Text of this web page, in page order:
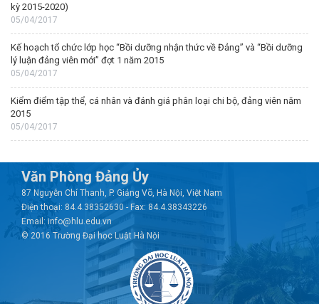
kỳ 2015-2020)
05/04/2017
Kế hoạch tổ chức lớp học “Bồi dưỡng nhận thức về Đảng” và “Bồi dưỡng
lý luận đảng viên mới” đợt 1 năm 2015
05/04/2017
Kiểm điểm tập thể, cá nhân và đánh giá phân loại chi bộ, đảng viên năm
2015
05/04/2017
Văn Phòng Đảng Ủy
87 Nguyễn Chí Thanh, P. Giảng Võ, Hà Nội, Việt Nam
Điện thoại: 84.4.38352630 - Fax: 84.4.38343226
Email: info@hlu.edu.vn
© 2016 Trường Đại học Luật Hà Nội